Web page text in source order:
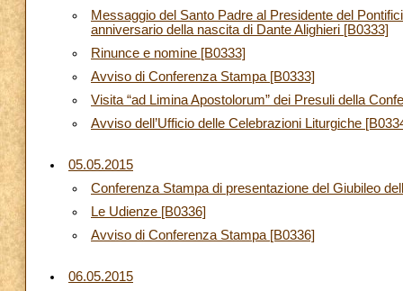
Messaggio del Santo Padre al Presidente del
anniversario della nascita di Dante Alighieri [B0333]
Rinunce e nomine [B0333]
Avviso di Conferenza Stampa [B0333]
Visita “ad Limina Apostolorum” dei Presuli della
Avviso dell’Ufficio delle Celebrazioni Liturgiche
05.05.2015
Conferenza Stampa di presentazione del Giubileo
Le Udienze [B0336]
Avviso di Conferenza Stampa [B0336]
06.05.2015